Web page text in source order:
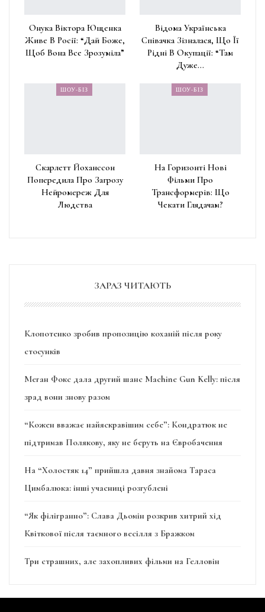
Онука Віктора Ющенка
Живе В Росії: “Дай Боже,
Щоб Вона Все Зрозуміла”
Відома Українська
Співачка Зізналася, Що Її
Рідні В Окупації: “Там
Дуже…
ШОУ-БІЗ
Скарлетт Йоханссон
Попередила Про Загрозу
Нейромереж Для
Людства
ШОУ-БІЗ
На Горизонті Нові
Фільми Про
Трансформерів: Що
Чекати Глядачам?
ЗАРАЗ ЧИТАЮТЬ
Клопотенко зробив пропозицію коханій після року
стосунків
Меган Фокс дала другий шанс Machine Gun Kelly: після
зрад вони знову разом
“Кожен вважає найяскравішим себе”: Кондратюк не
підтримав Полякову, яку не беруть на Євробачення
На “Холостяк 14” прийшла давня знайома Тараса
Цимбалюка: інші учасниці розгублені
“Як філігранно”: Слава Дьомін розкрив хитрий хід
Квіткової після таємного весілля з Бражком
Три страшних, але захопливих фільми на Гелловін